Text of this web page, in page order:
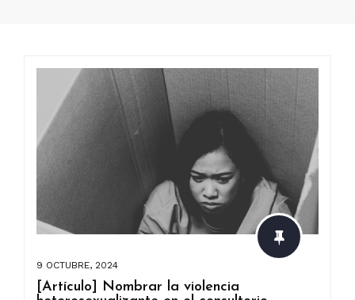
9 OCTUBRE, 2024
[Artículo] Nombrar la violencia